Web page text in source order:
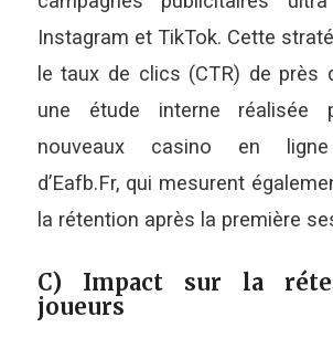
Instagram et TikTok. Cette
le taux de clics (CTR) de près
une étude interne réalisée
nouveaux casino en ligne
d’Eafb.Fr, qui mesurent
la rétention après la première
C) Impact sur la
joueurs